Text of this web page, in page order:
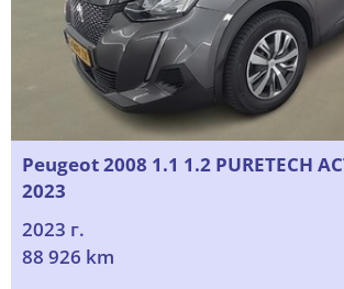
Peugeot 2008 1.1 1.2 PURETECH
2023
2023 г.
88 926 km